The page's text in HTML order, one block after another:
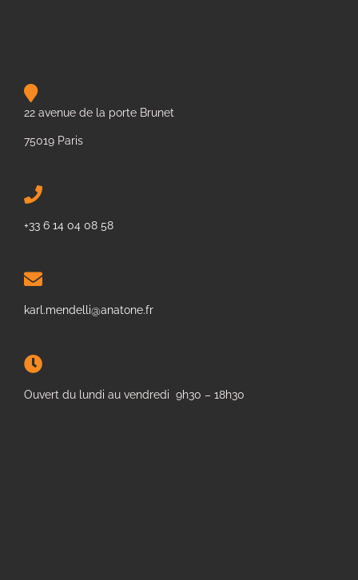
22 avenue de la porte Brunet
75019 Paris
+33 6 14 04 08 58
karl.mendelli@anatone.fr
Ouvert du lundi au vendredi 9h30 – 18h30